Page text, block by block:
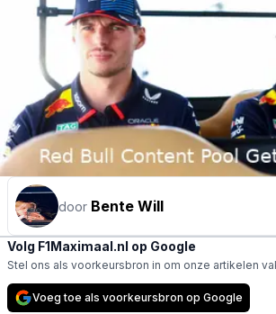
door Bente Will
Volg F1Maximaal.nl op Google
Stel ons als voorkeursbron in om onze artikelen
Voeg toe als voorkeursbron op Google